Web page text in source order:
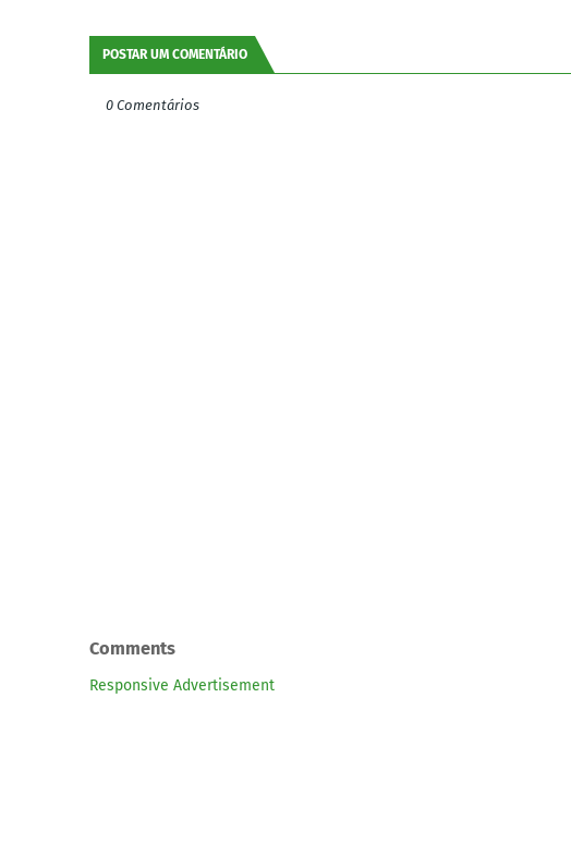
POSTAR UM COMENTÁRIO
0 Comentários
Comments
Responsive Advertisement